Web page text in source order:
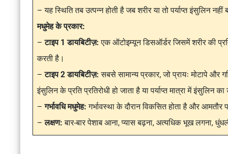
– यह स्थिति तब उत्पन्न होती है जब शरीर या तो पर्याप्त इंसुलिन
मधुमेह के प्रकार:
–टाइप 1 डायबिटीज़:एक ऑटोइम्यून डिसऑर्डर जिसमें शरीर की
करती है।
–टाइप 2 डायबिटीज़:सबसे सामान्य प्रकार, जो प्रायः मोटापे
इंसुलिन के प्रति प्रतिरोधी हो जाता है या पर्याप्त मात्रा में इंसुलिन
–गर्भावधि मधुमेह:गर्भावस्था के दौरान विकसित होता है और
–लक्षण:बार-बार पेशाब आना, प्यास बढ़ना, अत्यधिक भूख लगना,